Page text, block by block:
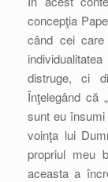
concepţia
când cei
distruge, ci
Înţelegând că
sunt eu
voinţa lui
propriul meu
aceasta a